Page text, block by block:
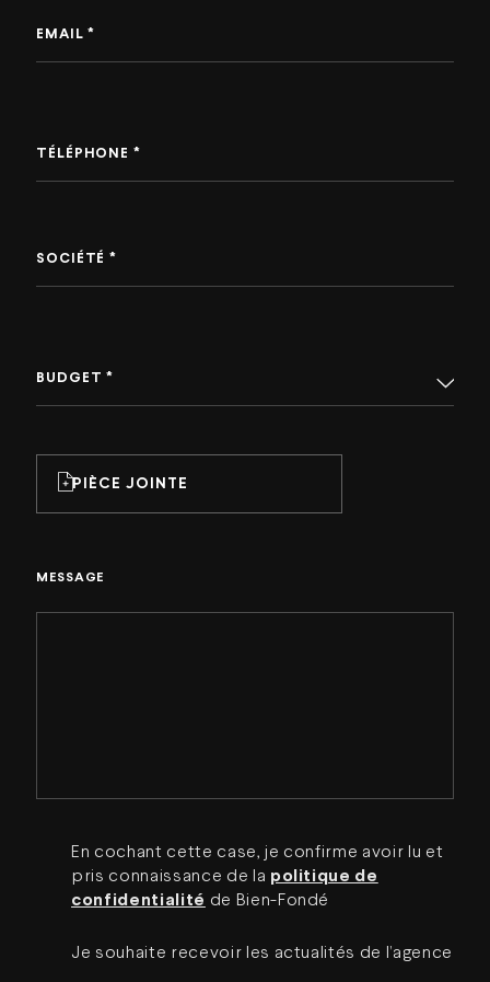
EMAIL *
TÉLÉPHONE *
SOCIÉTÉ *
BUDGET *
PIÈCE JOINTE
MESSAGE
En cochant cette case, je confirme avoir lu et
pris connaissance de la politique de
confidentialité de Bien-Fondé
Je souhaite recevoir les actualités de l’agence